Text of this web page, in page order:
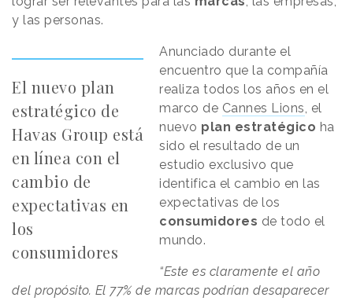
y las personas.
El nuevo plan
estratégico de
Havas Group está
en línea con el
cambio de
expectativas en
los
consumidores
Anunciado durante el
encuentro que la compañía
realiza todos los años en el
marco de Cannes Lions, el
nuevo plan estratégico ha
sido el resultado de un
estudio exclusivo que
identifica el cambio en las
expectativas de los
consumidores de todo el
mundo.
“Este es claramente el año
del propósito. El 77% de marcas podrían desaparecer